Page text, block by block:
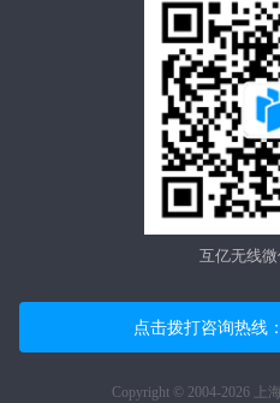
互亿无线
点击拨打咨询热线：
Copyright © 2004-2026 上